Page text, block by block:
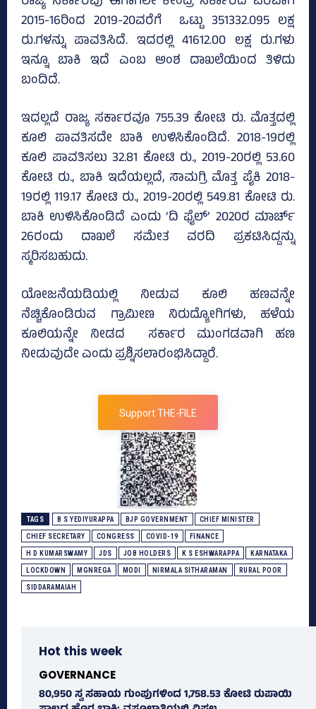
2015-16ರಿಂದ 2019-20ವರೆಗೆ ಒಟ್ಟು 351332.095 ಲಕ್ಷ
ರು.ಗಳನ್ನು ಪಾವತಿಸಿದೆ. ಇದರಲ್ಲಿ 41612.00 ಲಕ್ಷ ರು.ಗಳು
ಇನ್ನೂ ಬಾಕಿ ಇದೆ ಎಂಬ ಅಂಶ ದಾಖಲೆಯಿಂದ ತಿಳಿದು
ಬಂದಿದೆ.
ಇದಲ್ಲದೆ ರಾಜ್ಯ ಸರ್ಕಾರವೂ 755.39 ಕೋಟಿ ರು. ಮೊತ್ತದಲ್ಲಿ
ಕೂಲಿ ಪಾವತಿಸದೇ ಬಾಕಿ ಉಳಿಸಿಕೊಂಡಿದೆ. 2018-19ರಲ್ಲಿ
ಕೂಲಿ ಪಾವತಿಸಲು 32.81 ಕೋಟಿ ರು., 2019-20ರಲ್ಲಿ 53.60
ಕೋಟಿ ರು., ಬಾಕಿ ಇದೆಯಲ್ಲದೆ, ಸಾಮಗ್ರಿ ಮೊತ್ತ ಪೈಕಿ 2018-
19ರಲ್ಲಿ 119.17 ಕೋಟಿ ರು., 2019-20ರಲ್ಲಿ 549.81 ಕೋಟಿ ರು.
ಬಾಕಿ ಉಳಿಸಿಕೊಂಡಿದೆ ಎಂದು ‘ದಿ ಫೈಲ್‌’ 2020ರ ಮಾರ್ಚ್
26ರಂದು ದಾಖಲೆ ಸಮೇತ ವರದಿ ಪ್ರಕಟಿಸಿದ್ದನ್ನು
ಸ್ಮರಿಸಬಹುದು.
ಯೋಜನೆಯಡಿಯಲ್ಲಿ ನೀಡುವ ಕೂಲಿ ಹಣವನ್ನೇ
ನೆಚ್ಚಿಕೊಂಡಿರುವ ಗ್ರಾಮೀಣ ನಿರುದ್ಯೋಗಿಗಳು, ಹಳೆಯ
ಕೂಲಿಯನ್ನೇ ನೀಡದ ಸರ್ಕಾರ ಮುಂಗಡವಾಗಿ ಹಣ
ನೀಡುವುದೇ ಎಂದು ಪ್ರಶ್ನಿಸಲಾರಂಭಿಸಿದ್ದಾರೆ.
Support THE-FILE
TAGS B S YEDIYURAPPA BJP GOVERNMENT CHIEF MINISTER
CHIEF SECRETARY CONGRESS COVID-19 FINANCE
H D KUMARSWAMY JDS JOB HOLDERS K S ESHWARAPPA KARNATAKA
LOCKDOWN MGNREGA MODI NIRMALA SITHARAMAN RURAL POOR
SIDDARAMAIAH
Hot this week
GOVERNANCE
80,950 ಸ್ವ ಸಹಾಯ ಗುಂಪುಗಳಿಂದ 1,758.53 ಕೋಟಿ ರುಪಾಯಿ